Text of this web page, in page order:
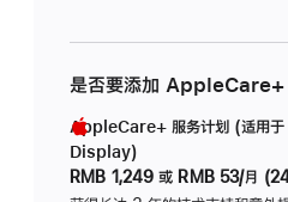
是否要添加 AppleCare+
AppleCare+ 服务计划 (适用
Display)
RMB 1,249 或 RMB 53/月